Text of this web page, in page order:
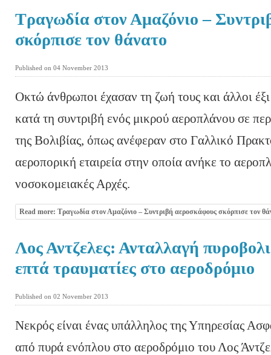
Τραγωδία στον Αμαζόνιο –
σκόρπισε τον θάνατο
Published on 04 November 2013
Οκτώ άνθρωποι έχασαν τη ζωή τους και άλλοι
κατά τη συντριβή ενός μικρού αεροπλάνου σε
της Βολιβίας, όπως ανέφεραν στο Γαλλικό
αεροπορική εταιρεία στην οποία ανήκε το
νοσοκομειακές Αρχές.
Read more: Τραγωδία στον Αμαζόνιο – Συντριβή αεροσκάφους σκόρπισε τον
Λος Αντζελες: Ανταλλαγή
επτά τραυματίες στο αεροδρόμιο
Published on 02 November 2013
Νεκρός είναι ένας υπάλληλος της Υπηρεσίας
από πυρά ενόπλου στο αεροδρόμιο του Λος